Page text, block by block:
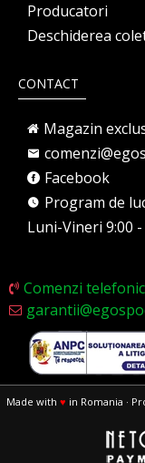
Producatori
Deschiderea
CONTACT
Magazin
Facebook
Program de
Luni-Vineri 9:00 -
Comenzi
Made with ♥ in Romania ·